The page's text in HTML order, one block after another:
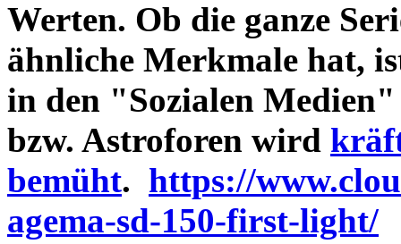
Werten. Ob die ganze
ähnliche Merkmale hat,
in den "Sozialen Medien"
bzw. Astroforen wird
bemüht. https://
agema-sd-150-first-light/